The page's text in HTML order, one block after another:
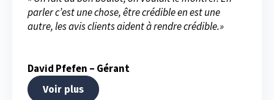
parler c’est une chose, être crédible en est une
autre, les avis clients aident à rendre crédible.»
David Pfefen – Gérant
Voir plus